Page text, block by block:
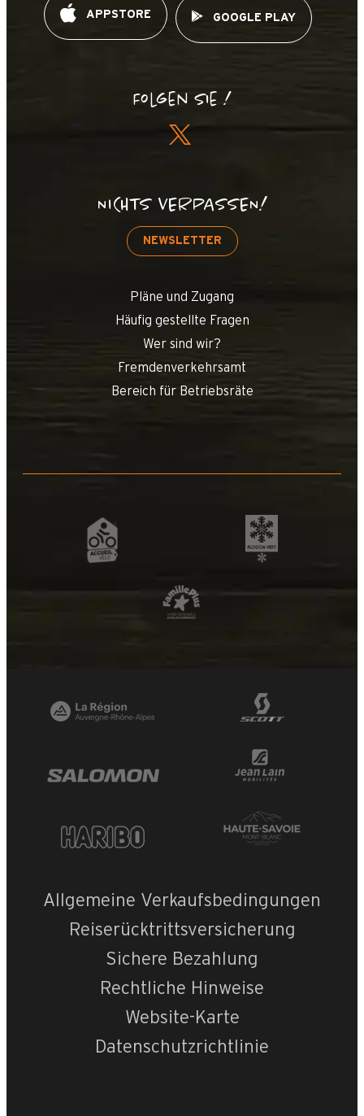
OpenStreetMap Streets
Satellite
OpenStreetMap
APPSTORE GOOGLE PLAY
Folgen Sie !
NICHTS VERPASSEN!
NEWSLETTER
Pläne und Zugang
Häufig gestellte Fragen
Wer sind wir?
Fremdenverkehrsamt
Bereich für Betriebsräte
Allgemeine Verkaufsbedingungen
Reiserücktrittsversicherung
Sichere Bezahlung
Rechtliche Hinweise
Website-Karte
Datenschutzrichtlinie